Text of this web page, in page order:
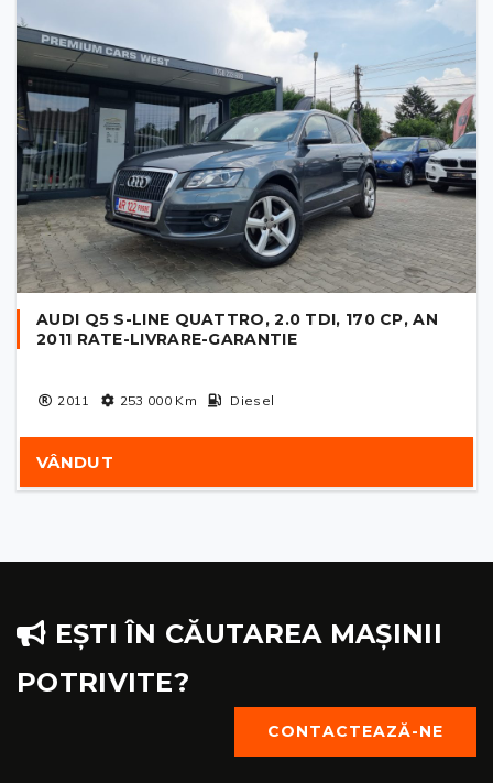
AUDI Q5 S-LINE QUATTRO, 2.0 TDI, 170 CP, AN
2011 RATE-LIVRARE-GARANTIE
2011 253 000Km Diesel
VÂNDUT
EȘTI ÎN CĂUTAREA MAȘINII
POTRIVITE?
CONTACTEAZĂ-NE